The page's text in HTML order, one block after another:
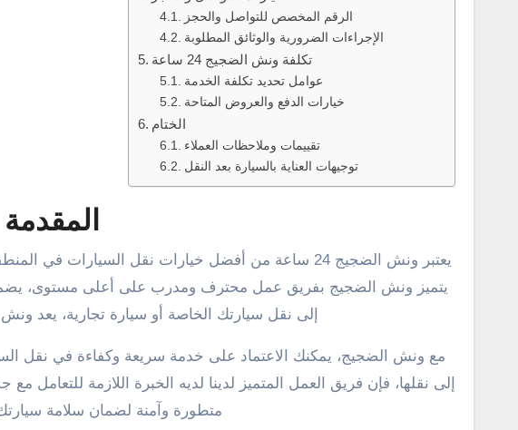
الرقم المخصص للتواصل والحجز
الإجراءات الضرورية والوثائق المطلوبة
تكلفة ونش الضجيج 24 ساعة
عوامل تحديد تكلفة الخدمة
خيارات الدفع والعروض المتاحة
الختام
تقييمات وملاحظات العملاء
توجيهات العناية بالسيارة بعد النقل
المقدمة
يعتبر ونش الضجيج 24 ساعة من أفضل خيارات نقل السيارات في المنطقة، حيث يقدم خدمة سريعة وموثوقة على مدار الساعة.
يتميز ونش الضجيج بفريق عمل محترف ومدرب على أعلى مستوى،
إلى نقل سيارتك الخاصة أو سيارة تجارية، يعد ونش الضجيج 24 ساعة
مع ونش الضجيج، يمكنك الاعتماد على خدمة سريعة وكفاءة في نقل
إلى نقلها، فإن فريق العمل المتميز لدينا لديه الخبرة اللازمة للتعامل
متطورة وآمنة لضمان سلامة سيارتك